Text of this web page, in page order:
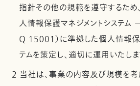
指針その他の規範を遵守するため
人情報保護マネジメントシステム
Q 15001）に準拠した個人情報保
テムを策定し、適切に運用いたしま
2 当社は、事業の内容及び規模を